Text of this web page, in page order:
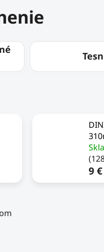
9 €